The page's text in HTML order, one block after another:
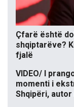
Çfarë është
shqiptarëve?
fjalë
VIDEO/ I
momenti i
Shqipëri,